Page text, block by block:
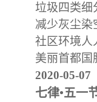
垃圾四类细
减少灰尘染
社区环境人
美丽首都国
2020-05-07
七律•五一